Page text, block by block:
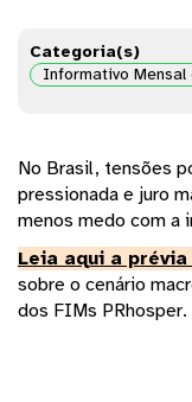
Categoria(s)
Informativo
No Brasil, tensões
pressionada e juro
menos medo com a
Leia aqui a
sobre o cenário
dos FIMs PRhosper.